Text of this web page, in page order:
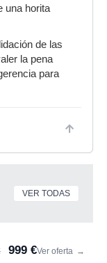
una horita
de las
la pena
para
VER TODAS
999 €Ver oferta →